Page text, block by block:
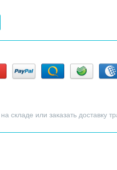
складе или заказать доставку